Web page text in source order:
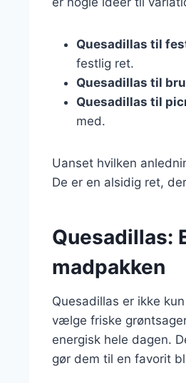
Quesadillas til
festlig ret.
Quesadillas til
Quesadillas til
med.
Uanset hvilken
De er en alsidig ret,
Quesadillas:
madpakken
Quesadillas er ikke
vælge friske
energisk hele dagen.
gør dem til en favorit